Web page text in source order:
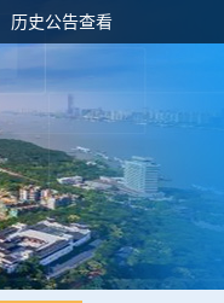
历史公告查看